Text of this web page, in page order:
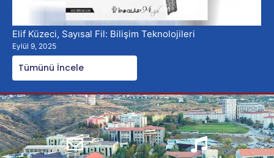
Elif Küzeci, Sayısal Fil: Bilişim Teknolojileri
Eylül 9, 2025
Tümünü İncele